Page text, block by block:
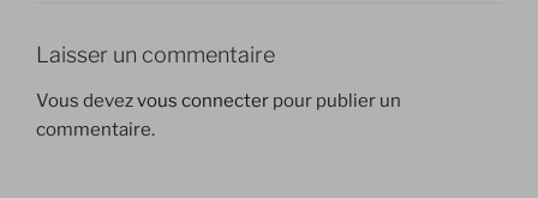
Laisser un commentaire
Vous devezvous connecter pour publier un
commentaire.